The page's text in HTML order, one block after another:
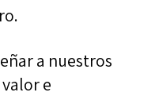
a nuestros
e